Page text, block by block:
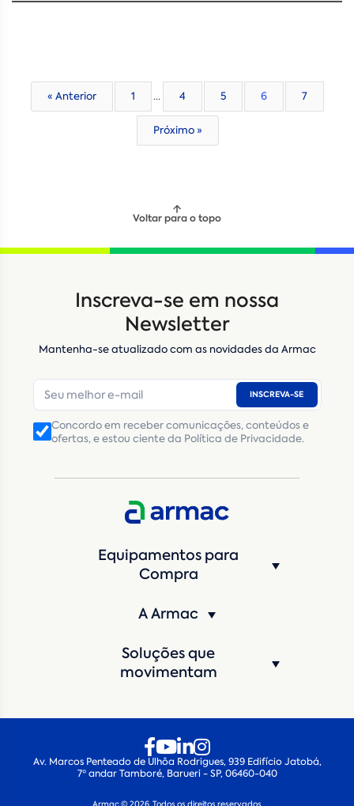
« Anterior 1 … 4 5 6 7
Próximo »
Voltar para o topo
Inscreva-se em nossa
Newsletter
Mantenha-se atualizado com as novidades da Armac
INSCREVA-SE
Concordo em receber comunicações, conteúdos e
ofertas, e estou ciente da Política de Privacidade.
Equipamentos para
Compra
A Armac
Soluções que
movimentam
Av. Marcos Penteado de Ulhôa Rodrigues, 939 Edifício Jatobá,
7º andar Tamboré, Barueri - SP, 06460-040
Armac © 2026. Todos os direitos reservados